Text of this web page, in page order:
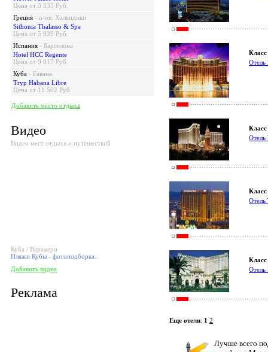
Цена от 3 333 Руб.
Греция - п-ов. Халкидики
Sithonia Thalasso & Spa
Цена от 5 939 Руб.
Испания - Барселона
Hotel HCC Regente
Цена от 9 817 Руб.
Куба - Гавана
Tryp Habana Libre
Цена от 11 502 Руб.
Добавить место отдыха
Видео
Видео мест отдыха и путешествий
Куба / Варадеро
Пляжи Кубы - фотоподборка..
Добавить видео
Реклама
Отель
Отель
Отель
Еще отели: 1 2
Лучше всего